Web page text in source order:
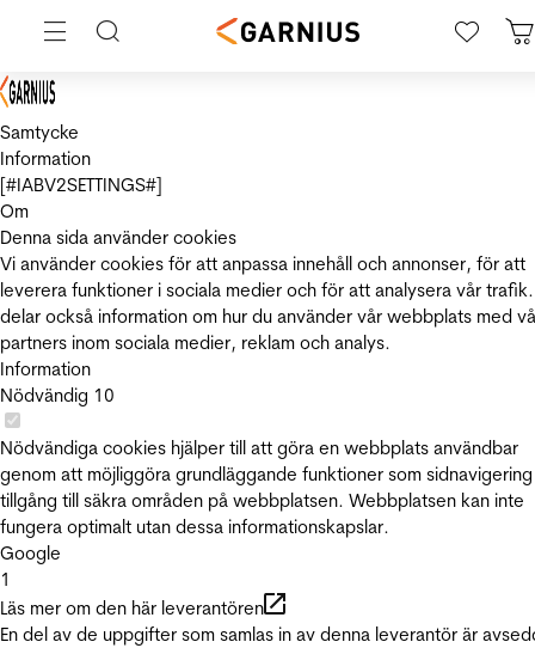
Samtycke
Information
[#IABV2SETTINGS#]
Om
Denna sida använder cookies
Vi använder cookies för att anpassa innehåll och annonser, för att
leverera funktioner i sociala medier och för att analysera vår
delar också information om hur du använder vår webbplats med
partners inom sociala medier, reklam och analys.
Information
Nödvändig 10
Nödvändiga cookies hjälper till att göra en webbplats användbar
genom att möjliggöra grundläggande funktioner som
tillgång till säkra områden på webbplatsen. Webbplatsen kan inte
fungera optimalt utan dessa informationskapslar.
Google
1
Läs mer om den här leverantören
En del av de uppgifter som samlas in av denna leverantör är